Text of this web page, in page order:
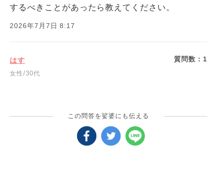
するべきことがあったら教えてください。
2026年7月7日 8:17
はす
女性/30代
質問数： 1
この問答を娑婆にも伝える